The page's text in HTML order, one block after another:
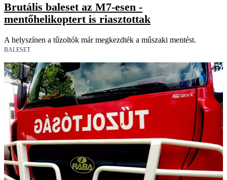
Brutális baleset az M7-esen -
mentőhelikoptert is riasztottak
A helyszínen a tűzoltók már megkezdték a műszaki mentést.
BALESET